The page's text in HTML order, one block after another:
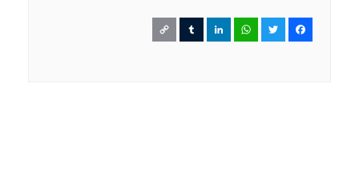
Facebook
Twitter
WhatsApp
LinkedIn
Tumblr
Copy
Link